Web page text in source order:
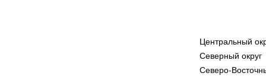
Центральный
Северный округ
Северо-